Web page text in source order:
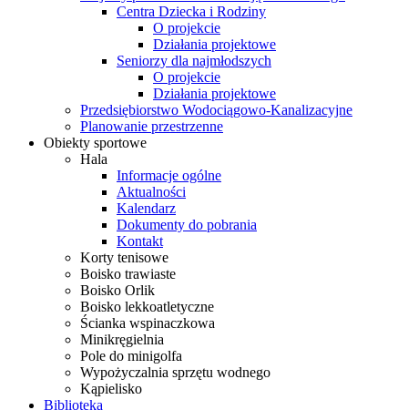
Centra Dziecka i Rodziny
O projekcie
Działania projektowe
Seniorzy dla najmłodszych
O projekcie
Działania projektowe
Przedsiębiorstwo Wodociągowo-Kanalizacyjne
Planowanie przestrzenne
Obiekty sportowe
Hala
Informacje ogólne
Aktualności
Kalendarz
Dokumenty do pobrania
Kontakt
Korty tenisowe
Boisko trawiaste
Boisko Orlik
Boisko lekkoatletyczne
Ścianka wspinaczkowa
Minikręgielnia
Pole do minigolfa
Wypożyczalnia sprzętu wodnego
Kąpielisko
Biblioteka